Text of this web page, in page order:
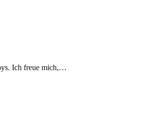
Ich freue mich,…